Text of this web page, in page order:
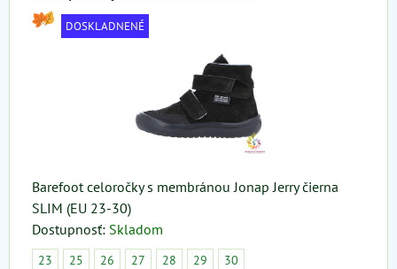
DOSKLADNENÉ
Barefoot celoročky s membránou Jonap Jerry čierna
SLIM (EU 23-30)
Dostupnosť: Skladom
23 25 26 27 28 29 30